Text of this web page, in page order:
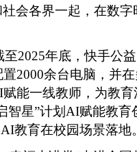
会各界一起，在数
年底，快手公益
2000余台电脑，并
能一线教师，为教
智星”计划AI赋能教
教育在校园场景落地